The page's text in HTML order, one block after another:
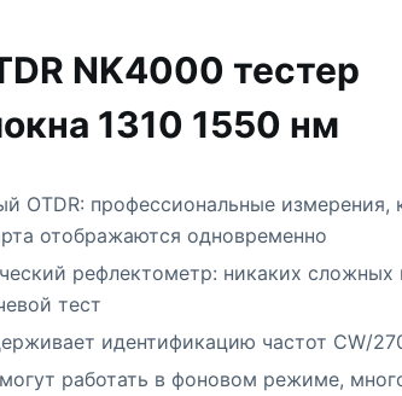
NK4000 тестер
1310 1550 нм
OTDR: профессиональные измерения,
отображаются одновременно
рефлектометр: никаких сложных
тест
идентификацию частот CW/
работать в фоновом режиме,